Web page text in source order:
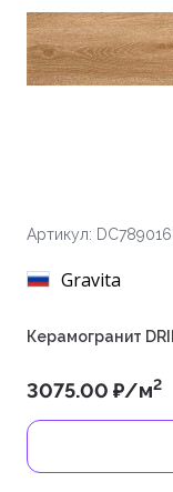
Артикул:
Gravita
Керамогранит
3075.00 ₽/м2